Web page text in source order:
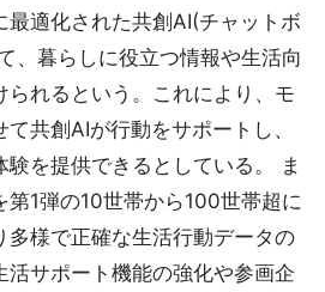
最適化された共創AI(チャットボ
、暮らしに役立つ情報や生活向
られるという。これにより、モ
共創AIが行動をサポートし、
験を提供できるとしている。 ま
第1弾の10世帯から100世帯超に
多様で正確な生活行動データの
活サポート機能の強化や参画企